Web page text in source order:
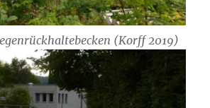
(Korff 2019)